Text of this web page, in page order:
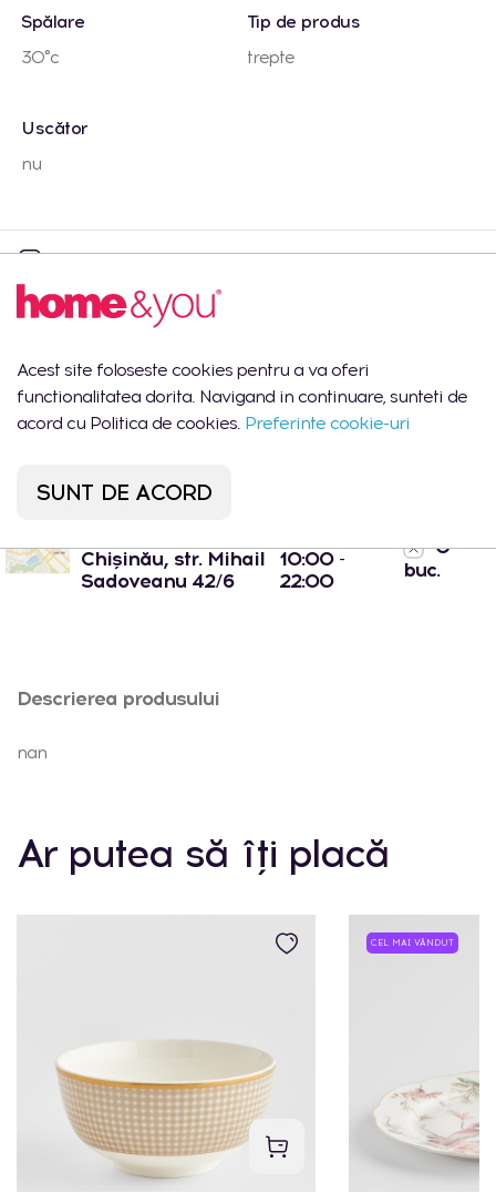
Spălare
30°c
Tip de produs
trepte
Uscător
nu
Cantitate totala
Lun-Vin:
09:00 -
18:00
1 buc.
- Chișinău, str.
Arborilor 21
Chișinău, str. Mihail
Sadoveanu 42/6
10:00 -
22:00
0
buc.
Descrierea produsului
nan
Ar putea să îți placă
CEL MAI VÂNDUT
Acest site foloseste cookies pentru a va oferi
functionalitatea dorita. Navigand in continuare, sunteti de
acord cu Politica de cookies. Preferinte cookie-uri
SUNT DE ACORD